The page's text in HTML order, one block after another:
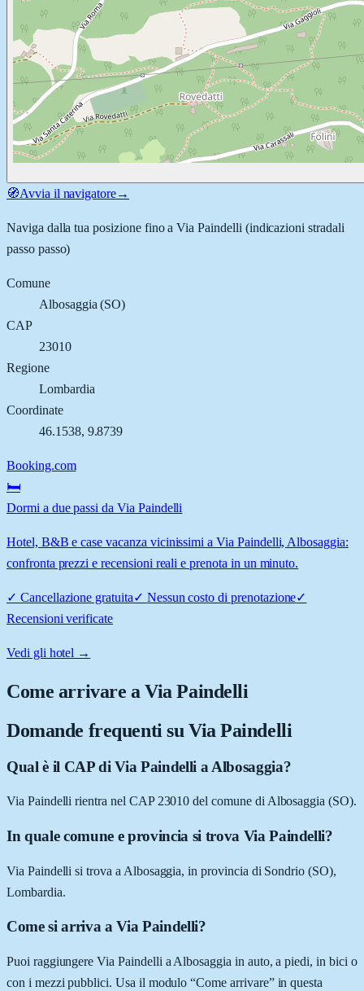
🧭Avvia il navigatore→
Naviga dalla tua posizione fino aVia Paindelli (indicazioni stradali
passo passo)
Comune
Albosaggia (SO)
CAP
23010
Regione
Lombardia
Coordinate
46.1538, 9.8739
Booking.com
🛏️
Dormi a due passi da Via Paindelli
Hotel, B&B e case vacanza vicinissimi a Via Paindelli, Albosaggia:
confronta prezzi e recensioni reali e prenota in un minuto.
✓ Cancellazione gratuita✓ Nessun costo di prenotazione✓
Recensioni verificate
Vedi gli hotel →
Come arrivare aVia Paindelli
Domande frequenti su Via Paindelli
Qual è il CAP di Via Paindelli a Albosaggia?
Via Paindelli rientra nel CAP 23010 del comune di Albosaggia (SO).
In quale comune e provincia si trova Via Paindelli?
Via Paindelli si trova a Albosaggia, in provincia di Sondrio (SO),
Lombardia.
Come si arriva a Via Paindelli?
Puoi raggiungere Via Paindelli a Albosaggia in auto, a piedi, in bici o
con i mezzi pubblici. Usa il modulo “Come arrivare” in questa